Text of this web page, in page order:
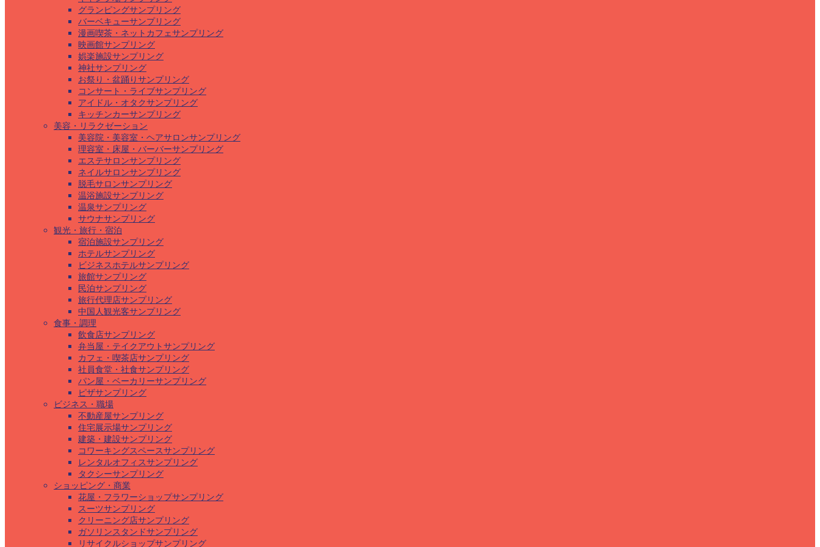
グランピングサンプリング
バーベキューサンプリング
漫画喫茶・ネットカフェサンプリング
映画館サンプリング
娯楽施設サンプリング
神社サンプリング
お祭り・盆踊りサンプリング
コンサート・ライブサンプリング
アイドル・オタクサンプリング
キッチンカーサンプリング
美容・リラクゼーション
美容院・美容室・ヘアサロンサンプリング
理容室・床屋・バーバーサンプリング
エステサロンサンプリング
ネイルサロンサンプリング
脱毛サロンサンプリング
温浴施設サンプリング
温泉サンプリング
サウナサンプリング
観光・旅行・宿泊
宿泊施設サンプリング
ホテルサンプリング
ビジネスホテルサンプリング
旅館サンプリング
民泊サンプリング
旅行代理店サンプリング
中国人観光客サンプリング
食事・調理
飲食店サンプリング
弁当屋・テイクアウトサンプリング
カフェ・喫茶店サンプリング
社員食堂・社食サンプリング
パン屋・ベーカリーサンプリング
ピザサンプリング
ビジネス・職場
不動産屋サンプリング
住宅展示場サンプリング
建築・建設サンプリング
コワーキングスペースサンプリング
レンタルオフィスサンプリング
タクシーサンプリング
ショッピング・商業
花屋・フラワーショップサンプリング
スーツサンプリング
クリーニング店サンプリング
ガソリンスタンドサンプリング
リサイクルショップサンプリング